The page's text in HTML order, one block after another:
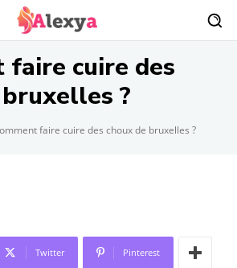
faire cuire des
?
faire cuire des choux de bruxelles ?
Twitter Pinterest